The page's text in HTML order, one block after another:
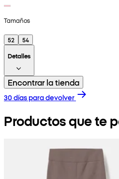
Tamaños
52
54
Detalles
Encontrar la tienda
30 días para devolver
Productos que te